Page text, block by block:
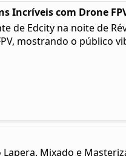
Incríveis com Drone
de Edcity na noite de
mostrando o público
Mixado e